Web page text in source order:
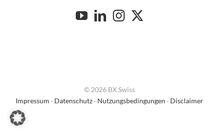
© 2026 BX Swiss
Impressum · Datenschutz · Nutzungsbedingungen · Disclaimer